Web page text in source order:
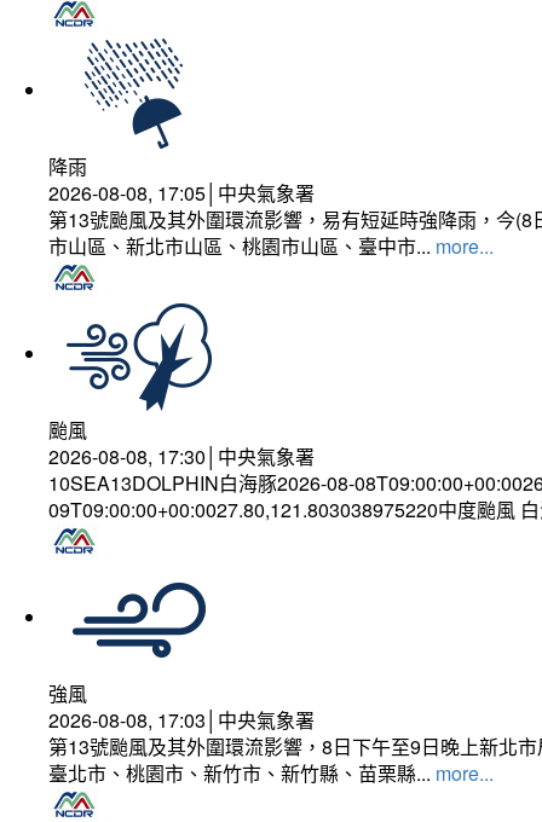
降雨
2026-08-08, 17:05│中央氣象署
第13號颱風及其外圍環流影響，易有短延時強降雨，今
市山區、新北市山區、桃園市山區、臺中市... more...
颱風
2026-08-08, 17:30│中央氣象署
10SEA13DOLPHIN白海豚2026-08-
09T09:00:00+00:0027.80,121.803038975220中度颱風
強風
2026-08-08, 17:03│中央氣象署
第13號颱風及其外圍環流影響，8日下午至9日晚上新北
臺北市、桃園市、新竹市、新竹縣、苗栗縣... more...